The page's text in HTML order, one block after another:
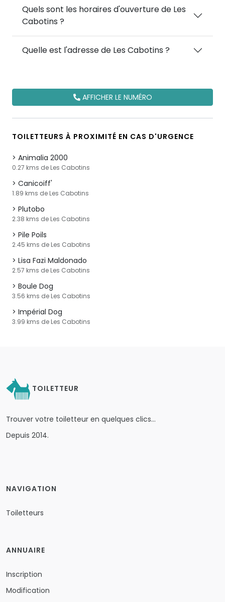
Quels sont les horaires d'ouverture de Les
Cabotins ?
Quelle est l'adresse de Les Cabotins ?
AFFICHER LE NUMÉRO
TOILETTEURS À PROXIMITÉ EN CAS D'URGENCE
Animalia 2000
0.27 kms de Les Cabotins
Canicoiff'
1.89 kms de Les Cabotins
Plutobo
2.38 kms de Les Cabotins
Pile Poils
2.45 kms de Les Cabotins
Lisa Fazi Maldonado
2.57 kms de Les Cabotins
Boule Dog
3.56 kms de Les Cabotins
Impérial Dog
3.99 kms de Les Cabotins
TOILETTEUR
Trouver votre toiletteur en quelques clics…
Depuis 2014.
NAVIGATION
Toiletteurs
ANNUAIRE
Inscription
Modification